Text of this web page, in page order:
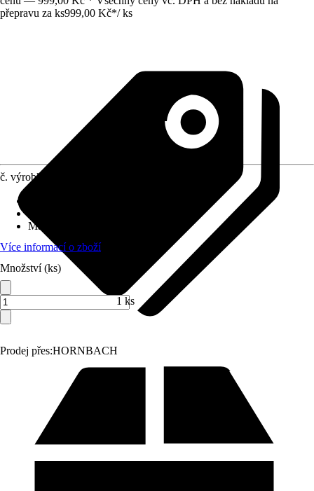
přepravu za ks999,00 Kč*/ ks
Prodej přes:HORNBACH
č. výrobku
Materiál
Více informací o zboží
Množství (ks)
1 ks